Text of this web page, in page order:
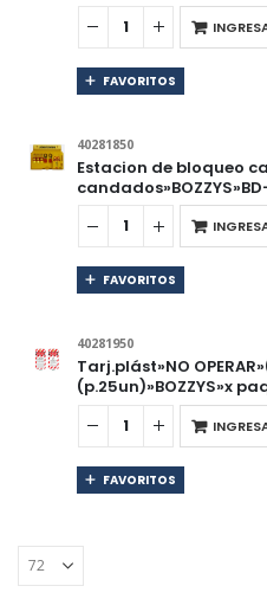
FAVORITOS
40281850
Estacion de bloqueo
FAVORITOS
40281950
Tarj.plást»NO
(p.25un)»BOZZYS»x
FAVORITOS